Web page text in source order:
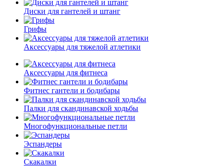
Диски для гантелей и штанг
Грифы
Аксессуары для тяжелой атлетики
Аксессуары для фитнеса
Фитнес гантели и бодибары
Палки для скандинавской ходьбы
Многофункциональные петли
Эспандеры
Скакалки